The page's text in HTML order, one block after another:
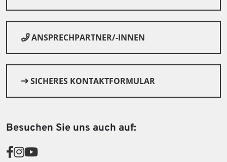
ANSPRECHPARTNER/-INNEN
SICHERES KONTAKTFORMULAR
Besuchen Sie uns auch auf: